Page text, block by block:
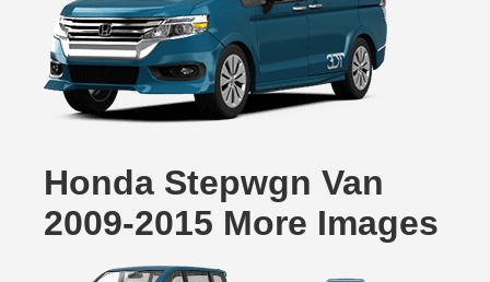
Honda Stepwgn Van
2009-2015 More Images